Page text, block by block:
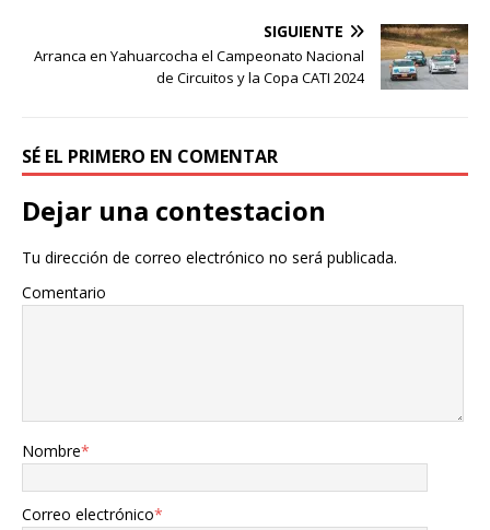
SIGUIENTE
Arranca en Yahuarcocha el Campeonato Nacional
de Circuitos y la Copa CATI 2024
SÉ EL PRIMERO EN COMENTAR
Dejar una contestacion
Tu dirección de correo electrónico no será publicada.
Comentario
Nombre*
Correo electrónico*